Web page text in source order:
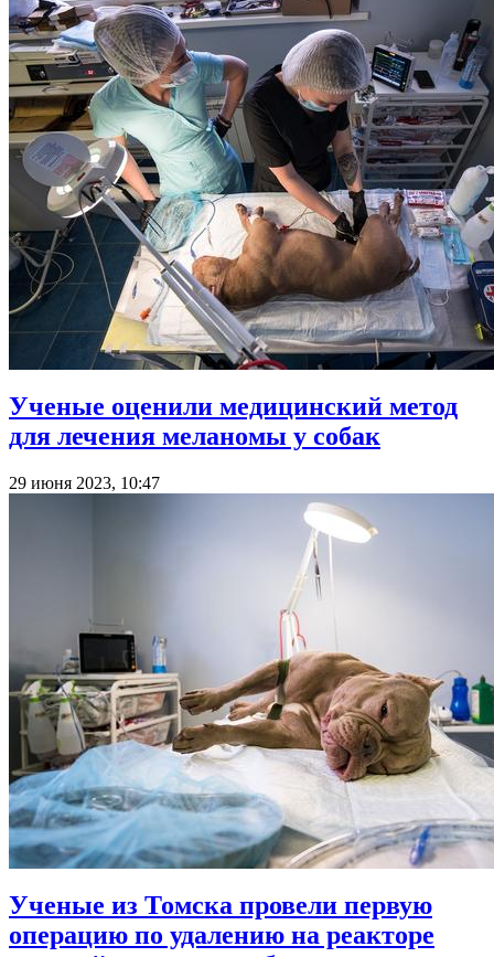
Ученые оценили медицинский метод
для лечения меланомы у собак
29 июня 2023, 10:47
Ученые из Томска провели первую
операцию по удалению на реакторе